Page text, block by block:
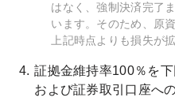
はなく、強制決済完了
います。そのため、原
上記時点よりも損失が
証拠金維持率100％を
および証券取引口座へ